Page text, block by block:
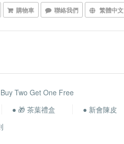
購物車 聯絡我們 繁體中文
Two Get One Free
● 🎁 茶葉禮盒
● 新會陳皮